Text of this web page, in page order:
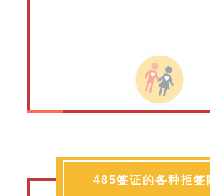
485签证的各种拒签